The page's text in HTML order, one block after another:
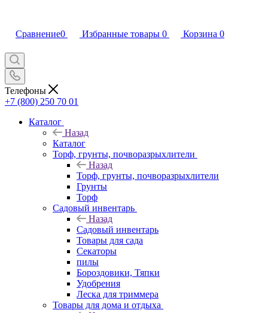
Сравнение0 Избранные товары 0 Корзина 0
Телефоны
+7 (800) 250 70 01
Каталог
Назад
Каталог
Торф, грунты, почворазрыхлители
Назад
Торф, грунты, почворазрыхлители
Грунты
Торф
Садовый инвентарь
Назад
Садовый инвентарь
Товары для сада
Секаторы
пилы
Бороздовики, Тяпки
Удобрения
Леска для триммера
Товары для дома и отдыха